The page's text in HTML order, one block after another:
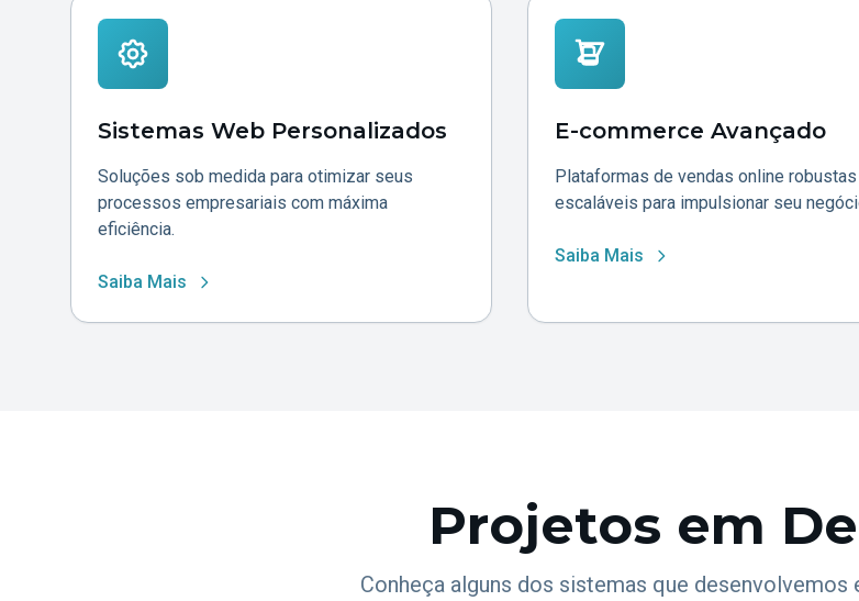
Sistemas Web Personalizados
Soluções sob medida para otimizar seus
processos empresariais com máxima
eficiência.
Saiba Mais
E-commerce Avançado
Plataformas de vendas online robustas
escaláveis para impulsionar seu
Saiba Mais
Projetos em
Conheça alguns dos sistemas que